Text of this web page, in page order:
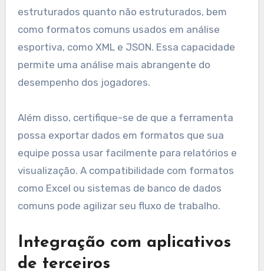
estruturados quanto não estruturados, bem
como formatos comuns usados em análise
esportiva, como XML e JSON. Essa capacidade
permite uma análise mais abrangente do
desempenho dos jogadores.
Além disso, certifique-se de que a ferramenta
possa exportar dados em formatos que sua
equipe possa usar facilmente para relatórios e
visualização. A compatibilidade com formatos
como Excel ou sistemas de banco de dados
comuns pode agilizar seu fluxo de trabalho.
Integração com aplicativos
de terceiros